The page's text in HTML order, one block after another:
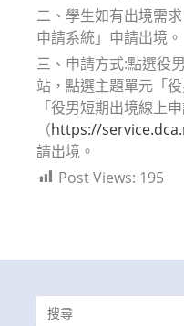
二、學生如有出境需
申請系統」申請出境。
三、申請方式:點選役
站，點選主題單元「
「役男短期出境線上申
（https://
請出境。
Post Views: 195
Search
for: